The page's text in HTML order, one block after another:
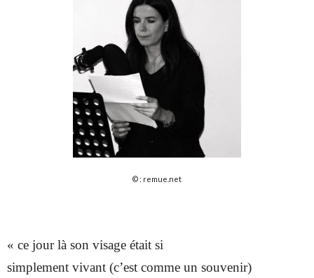
© : remue.net
« ce jour là son visage était si
simplement vivant (c’est comme un souvenir)